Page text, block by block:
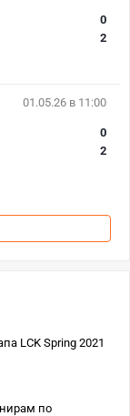
0
2
01.05.26 в 11:00
0
2
LCK Spring 2021
по